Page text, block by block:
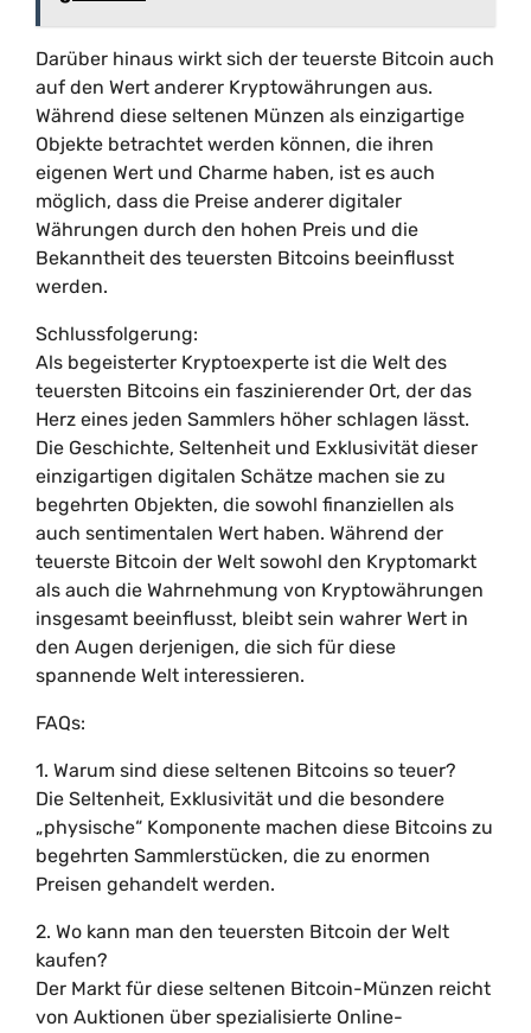
Darüber hinaus wirkt sich der teuerste Bitcoin auch
auf den Wert anderer Kryptowährungen aus.
Während diese seltenen Münzen als einzigartige
Objekte betrachtet werden können, die ihren
eigenen Wert und Charme haben, ist es auch
möglich, dass die Preise anderer digitaler
Währungen durch den hohen Preis und die
Bekanntheit des teuersten Bitcoins beeinflusst
werden.
Schlussfolgerung:
Als begeisterter Kryptoexperte ist die Welt des
teuersten Bitcoins ein faszinierender Ort, der das
Herz eines jeden Sammlers höher schlagen lässt.
Die Geschichte, Seltenheit und Exklusivität dieser
einzigartigen digitalen Schätze machen sie zu
begehrten Objekten, die sowohl finanziellen als
auch sentimentalen Wert haben. Während der
teuerste Bitcoin der Welt sowohl den Kryptomarkt
als auch die Wahrnehmung von Kryptowährungen
insgesamt beeinflusst, bleibt sein wahrer Wert in
den Augen derjenigen, die sich für diese
spannende Welt interessieren.
FAQs:
1. Warum sind diese seltenen Bitcoins so teuer?
Die Seltenheit, Exklusivität und die besondere
„physische“ Komponente machen diese Bitcoins zu
begehrten Sammlerstücken, die zu enormen
Preisen gehandelt werden.
2. Wo kann man den teuersten Bitcoin der Welt
kaufen?
Der Markt für diese seltenen Bitcoin-Münzen reicht
von Auktionen über spezialisierte Online-